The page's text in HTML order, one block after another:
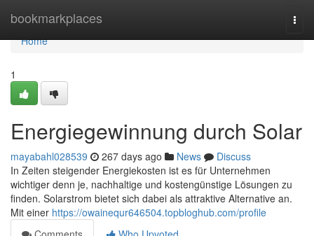
bookmarkplaces
Home
Home
1
Energiegewinnung durch Solar
mayabahl028539 267 days ago News
Discuss
In Zeiten steigender Energiekosten ist es für Unternehmen
wichtiger denn je, nachhaltige und kostengünstige Lösungen zu
finden. Solarstrom bietet sich dabei als attraktive Alternative an.
Mit einer https://owainequr646504.topbloghub.com/profile